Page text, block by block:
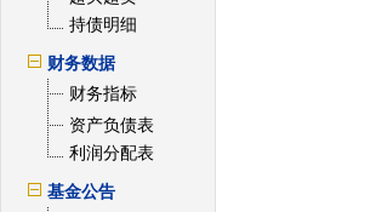
持债明细
财务数据
财务指标
资产负债表
利润分配表
基金公告